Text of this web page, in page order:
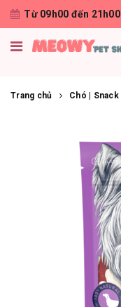
Từ 09h00 đến 21h00
Trang chủ Chó | Snack